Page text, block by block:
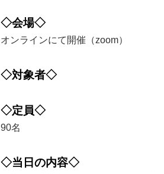
◇会場◇
オンラインにて開催（zoom）
◇対象者◇
◇定員◇
90名
◇当日の内容◇